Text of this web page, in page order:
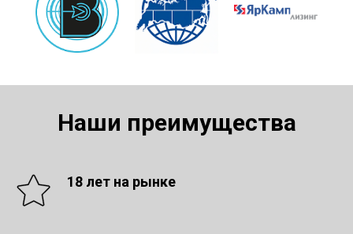
Наши преимущества
18 лет на рынке